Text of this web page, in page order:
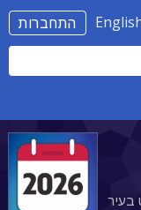
התחברות
בעיר